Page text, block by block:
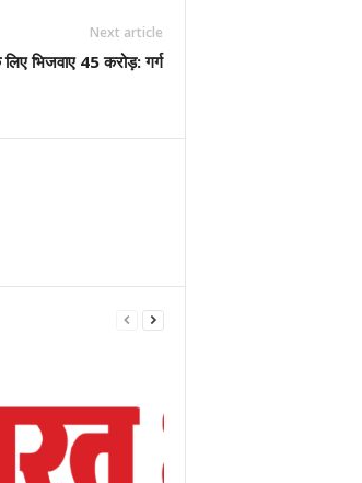
Next article
भिजवाए 45 करोड़: गर्ग